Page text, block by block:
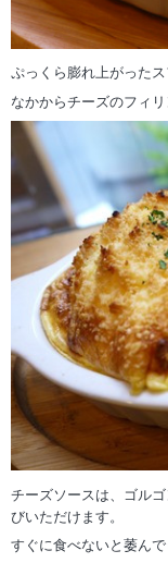
ぷっくら膨れ上がった
なかからチーズのフィ
チーズソースは、ゴル
びいただけます。
すぐに食べないと萎んで